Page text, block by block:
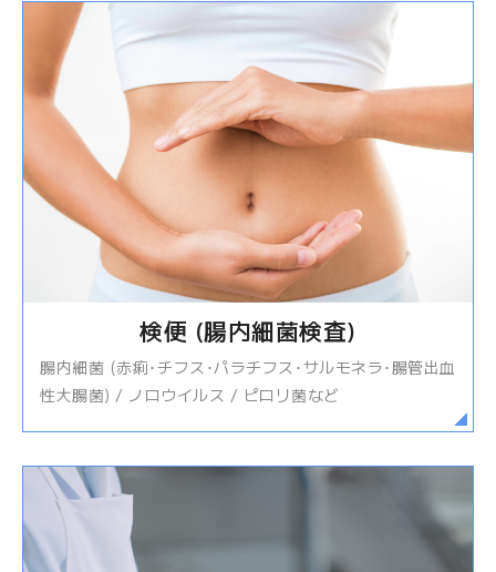
検便 (腸内細菌検査)
腸内細菌 (赤痢･チフス･パラチフス･サルモネラ･腸管出血
性大腸菌) / ノロウイルス / ピロリ菌など